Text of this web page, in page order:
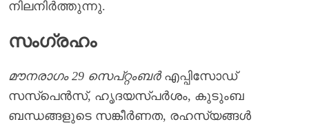
നിലനിർത്തുന്നു.
സംഗ്രഹം
മൗനരാഗം 29 സെപ്റ്റംബർഎപ്പിസോഡ്
സസ്പെൻസ്, ഹൃദയസ്പർശം, കുടുംബ
ബന്ധങ്ങളുടെ സങ്കീർണത, രഹസ്യങ്ങൾ